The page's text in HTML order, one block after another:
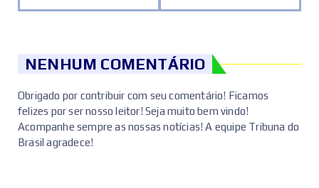
NENHUM COMENTÁRIO
Obrigado por contribuir com seu comentário! Ficamos
felizes por ser nosso leitor! Seja muito bem vindo!
Acompanhe sempre as nossas notícias! A equipe Tribuna do
Brasil agradece!